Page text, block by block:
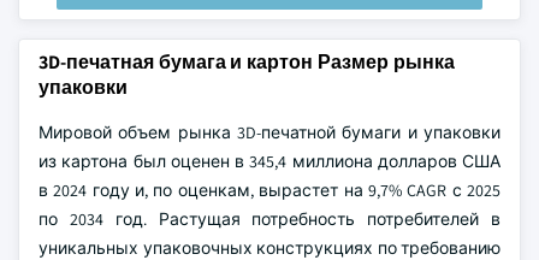
3D-печатная бумага и картон Размер рынка
упаковки
Мировой объем рынка 3D-печатной бумаги и упаковки
из картона был оценен в 345,4 миллиона долларов США
в 2024 году и, по оценкам, вырастет на 9,7% CAGR с 2025
по 2034 год. Растущая потребность потребителей в
уникальных упаковочных конструкциях по требованию